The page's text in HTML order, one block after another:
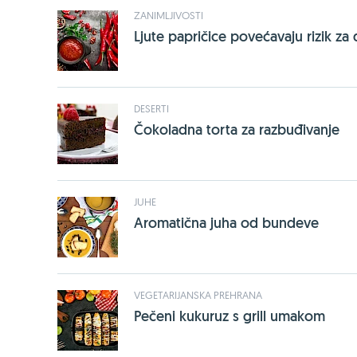
ZANIMLJIVOSTI
Ljute papričice povećavaju rizik za
DESERTI
Čokoladna torta za razbuđivanje
JUHE
Aromatična juha od bundeve
VEGETARIJANSKA PREHRANA
Pečeni kukuruz s grill umakom